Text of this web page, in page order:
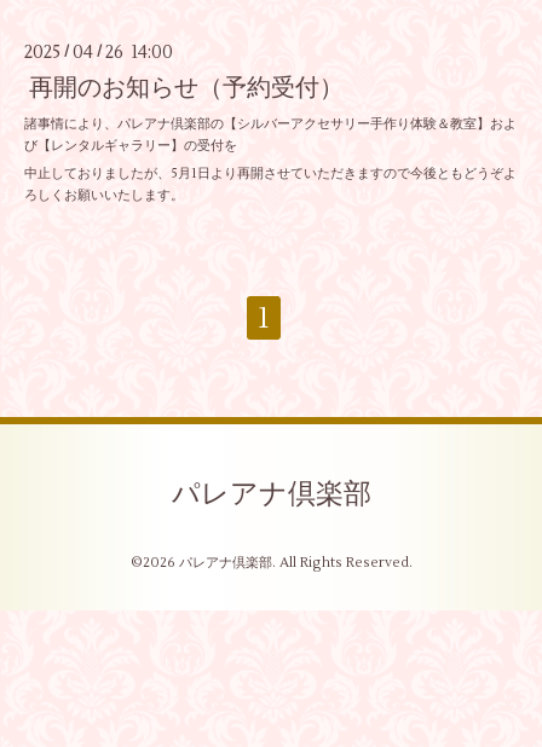
2025 / 04 /26 14:00
再開のお知らせ（予約受付）
諸事情により、パレアナ倶楽部の【シルバーアクセサリー手作り体験＆教室】およ
び【レンタルギャラリー】の受付を
中止しておりましたが、5月1日より再開させていただきますので今後ともどうぞよ
ろしくお願いいたします。
1
パレアナ倶楽部
©2026 パレアナ倶楽部. All Rights Reserved.